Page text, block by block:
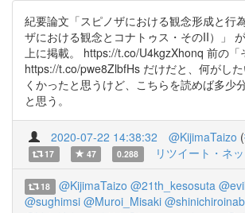
紀要論文「スピノザにおける観念形成と行
ザにおける観念とコナトゥス・そのII）」
上に掲載。 https://t.co/U4kgzXhonq 前の「
https://t.co/pwe8ZlbfHs だけだと、何がし
くかったと思うけど、こちらを読めば多少
と思う。
2020-07-22 14:38:32 @KijimaTaizo (
17 47 0.288 リツイート・ネ
18 @KijimaTaizo @21th_kesosuta
@sughimsi @Muroi_Misaki